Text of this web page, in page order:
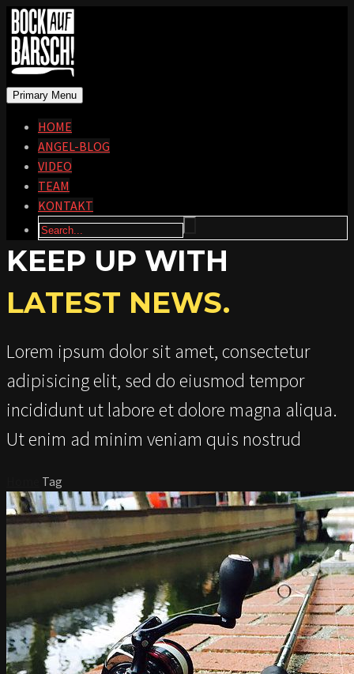
Primary Menu
HOME
ANGEL-BLOG
VIDEO
TEAM
KONTAKT
KEEP UP WITH
LATEST NEWS.
Lorem ipsum dolor sit amet, consectetur
adipisicing elit, sed do eiusmod tempor
incididunt ut labore et dolore magna aliqua.
Ut enim ad minim veniam quis nostrud
Tag